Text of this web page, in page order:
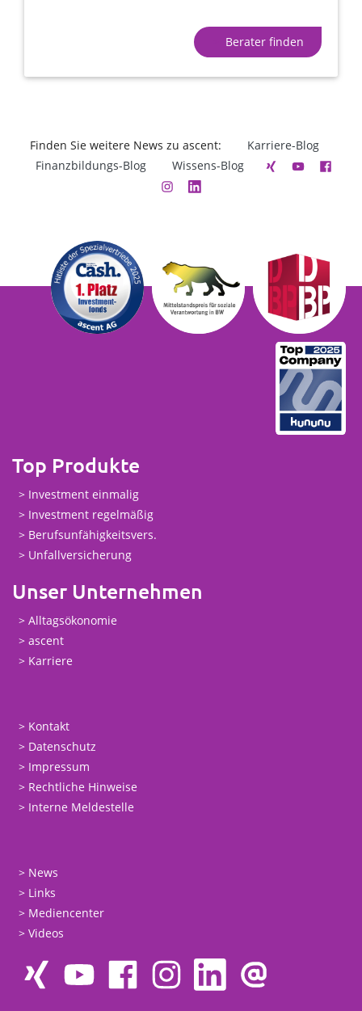
Berater finden
Finden Sie weitere News zu ascent:
Karriere-Blog
Finanzbildungs-Blog
Wissens-Blog
Top Produkte
Investment einmalig
Investment regelmäßig
Berufsunfähigkeitsvers.
Unfallversicherung
Unser Unternehmen
Alltagsökonomie
ascent
Karriere
Kontakt
Datenschutz
Impressum
Rechtliche Hinweise
Interne Meldestelle
News
Links
Mediencenter
Videos